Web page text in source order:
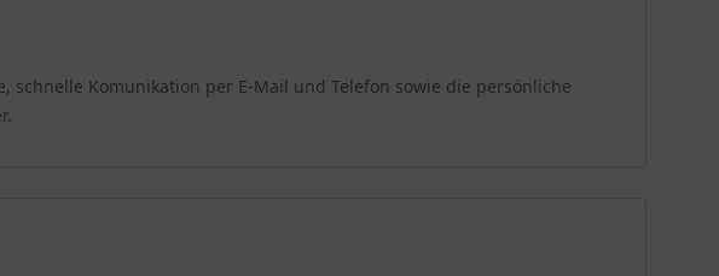
Komunikation per E‑Mail und Telefon sowie die persönliche